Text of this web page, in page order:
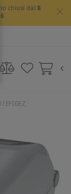
chiusi dal8